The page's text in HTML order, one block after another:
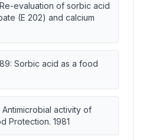
evaluation of sorbic acid
(E 202) and calcium
Sorbic acid as a food
Antimicrobial activity of
Protection. 1981